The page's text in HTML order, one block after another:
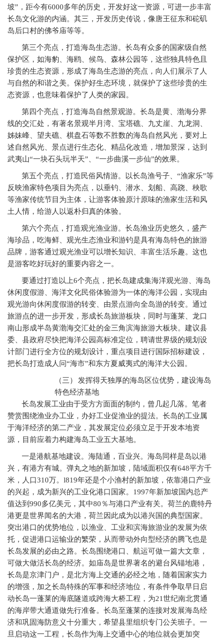
坡”，距今有6000多年的历史，开发好这一资源，可进一步丰富
长岛文化游的内涵。其三，开发历史传说，像唐王征东和砣矶
岛后口村的佛爷庙等等。
第三个亮点，打造海岛生态游。长岛有众多的国家级自然
保护区，如海豹、海鸥、候鸟、森林公园等，这些独具特色且
珍贵的生态资源，形成了海岛生态游的亮点，向人们展示了人
与自然的和谐之美。保护好生态环境，就保护了这些珍贵的生
态资源，也意味着保护了人类的家园。
第四个亮点，打造海岛自然景观游。长岛是黄、渤海分界
线的交汇处，有著名景观半月湾、宝塔礁、九丈崖、九龙洞、
姊妹峰、望夫礁、棋盘石等数不胜数的海岛自然风光，要对上
述自然风光、景点进行生态化、精品化改造，增加景深，达到
武夷山“一块石头玩半天”、“一步曲溪一步仙”的效果。
第五个亮点，打造民俗风情游。以长岛渔号子、“渔家乐”等
反映渔家特色项目为亮点，以垂钓、潜水、划船、高跷、秧歌
等渔家传统节目为主体，让游客体验原汁原味的渔家生活和风
土人情，给游人以返朴归真的体验。
第六个亮点，打造观光渔业游。长岛渔业历史悠久，盛产
海珍品，吃海鲜、观光生态渔业和游钓是具有海岛特色的旅游
品牌，游客通过观光渔业可以增长知识、丰富生活乐趣。这也
是游客吃好玩好的重要内容之一。
要通过打造以上6个亮点，把长岛建成集海洋观光游、海岛
休闲度假游、海洋文化民俗体验游为一体的海洋公园，实现由
观光游向休闲度假游的转变、由景点游向全岛游的转变。通过
旅游点的进一步开发，形成长岛旅游板块，同时与蓬莱、龙口
南山形成半岛黄渤海交汇处的金三角滨海旅游大板块。建议县
委、县政府尽快把海洋公园高标准定位，聘请世界级的规划设
计部门进行全方位的规划设计，重点项目进行国际招标建设，
把长岛打造成人问“海市”和东方夏威夷式的海洋大公园。
（三）
发挥得天独厚的海岛区位优势，建设海岛
特色经济基地
长岛发展工业由于受方方面面的制约，曾几起几落。笔者
赞赏围绕渔业办工业，办好工业促渔业的提法。长岛的工业属
于海洋经济的第二产业，其发展定位必须立足于开发本地资
源，目前应着力构建海岛工业五大基地。
一是港航基地建设。海陆通，百业兴。海岛同样是岛以港
兴，有港方有城。弹丸之地的新加坡，陆域面积仅有648平方千
米，人口310万。l819年还是个小渔村的新加坡，依靠港口产业
的兴起，成为新兴的工业化港口国家。1997年新加坡国内总产
值达到990多亿美元，其中80％与港口产业有关。荷兰的鹿特丹
港更是世界闻名的大港，荷兰因此成为以港兴国的典型国家。
突出港口的优势地位，以渔业、工业和滨海旅游业的发展为依
托，促进港口运输业的繁荣，从而带动外向型经济的腾飞也是
长岛发展的必由之路。长岛围绕港口、航运可做一篇大文章，
可做大做活长岛的经济。如庙岛是世界著名的避台风锚地港，
长岛是京津门户，是北方海上交通的必经之地，随着国家实力
的增强，加之长岛特殊的军事和经济地位，有条件争取早日启
动长岛一蓬莱的海底隧道或跨海大桥工程，为21世纪南北贯通
的海岸带大通道做先行准备。长岛至蓬莱的连接对发展海岛经
济和巩固海防意义十分重大，希望县里组织专门公关班子。一
旦启动这一工程，长岛作为海上交通中心的地位就会更加突